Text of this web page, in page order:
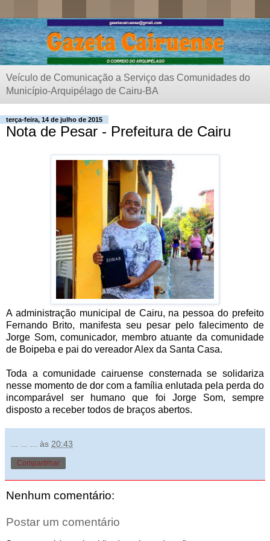
Veículo de Comunicação a Serviço das Comunidades do
Município-Arquipélago de Cairu-BA
terça-feira, 14 de julho de 2015
Nota de Pesar - Prefeitura de Cairu
A administração municipal de Cairu, na pessoa do prefeito
Fernando Brito, manifesta seu pesar pelo falecimento de
Jorge Som, comunicador, membro atuante da comunidade
de Boipeba e pai do vereador Alex da Santa Casa.
Toda a comunidade cairuense consternada se solidariza
nesse momento de dor com a família enlutada pela perda do
incomparável ser humano que foi Jorge Som, sempre
disposto a receber todos de braços abertos.
às 20:43
Compartilhar
Nenhum comentário:
Postar um comentário